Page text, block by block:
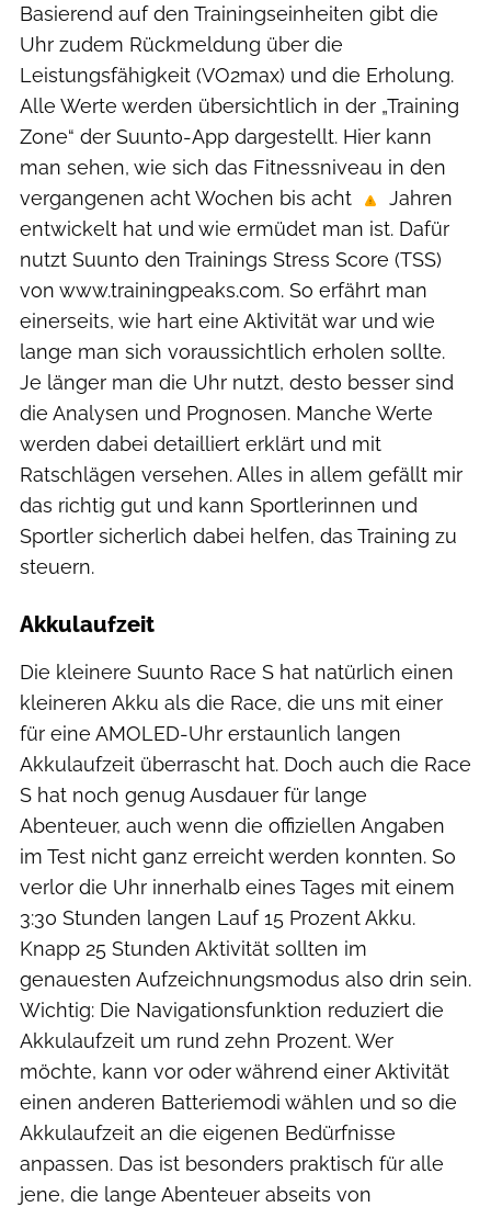
Basierend auf den Trainingseinheiten gibt die
Uhr zudem Rückmeldung über die
Leistungsfähigkeit (VO2max) und die Erholung.
Alle Werte werden übersichtlich in der „Training
Zone“ der Suunto-App dargestellt. Hier kann
man sehen, wie sich das Fitnessniveau in den
vergangenen acht Wochen bis acht
Jahren
entwickelt hat und wie ermüdet man ist. Dafür
nutzt Suunto den Trainings Stress Score (TSS)
von www.trainingpeaks.com. So erfährt man
einerseits, wie hart eine Aktivität war und wie
lange man sich voraussichtlich erholen sollte.
Je länger man die Uhr nutzt, desto besser sind
die Analysen und Prognosen. Manche Werte
werden dabei detailliert erklärt und mit
Ratschlägen versehen. Alles in allem gefällt mir
das richtig gut und kann Sportlerinnen und
Sportler sicherlich dabei helfen, das Training zu
steuern.
Akkulaufzeit
Die kleinere Suunto Race S hat natürlich einen
kleineren Akku als die Race, die uns mit einer
für eine AMOLED-Uhr erstaunlich langen
Akkulaufzeit überrascht hat. Doch auch die Race
S hat noch genug Ausdauer für lange
Abenteuer, auch wenn die offiziellen Angaben
im Test nicht ganz erreicht werden konnten. So
verlor die Uhr innerhalb eines Tages mit einem
3:30 Stunden langen Lauf 15 Prozent Akku.
Knapp 25 Stunden Aktivität sollten im
genauesten Aufzeichnungsmodus also drin sein.
Wichtig: Die Navigationsfunktion reduziert die
Akkulaufzeit um rund zehn Prozent. Wer
möchte, kann vor oder während einer Aktivität
einen anderen Batteriemodi wählen und so die
Akkulaufzeit an die eigenen Bedürfnisse
anpassen. Das ist besonders praktisch für alle
jene, die lange Abenteuer abseits von